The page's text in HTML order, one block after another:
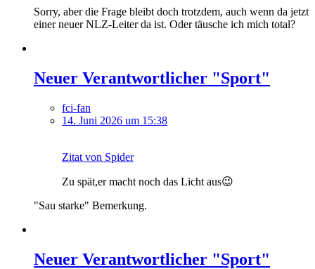
Sorry, aber die Frage bleibt doch trotzdem, auch wenn da jetzt
einer neuer NLZ-Leiter da ist. Oder täusche ich mich total?
Neuer Verantwortlicher "Sport"
fci-fan
14. Juni 2026 um 15:38
Zitat von Spider
Zu spät,er macht noch das Licht aus😉
"Sau starke" Bemerkung.
Neuer Verantwortlicher "Sport"